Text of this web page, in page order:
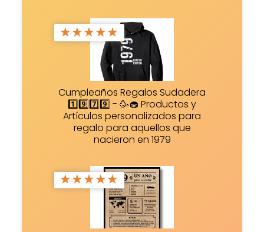
★★★★★
Cumpleaños Regalos Sudadera
1️⃣9️⃣7️⃣9️⃣ - 🥳🧁 Productos y
Artículos personalizados para
regalo para aquellos que
nacieron en 1979
★★★★★